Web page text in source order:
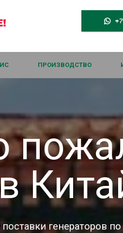

ПРОИЗВОДСТВО
генераторов